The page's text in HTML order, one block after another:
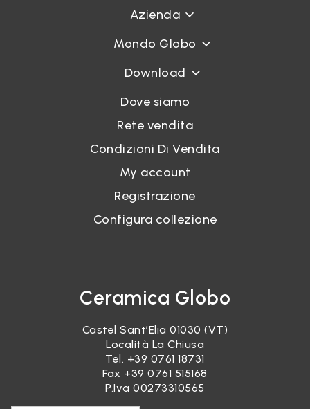
Azienda
Mondo Globo
Download
Dove siamo
Rete vendita
Condizioni Di Vendita
My account
Registrazione
Configura collezione
Ceramica Globo
Castel Sant’Elia 01030 (VT)
Località La Chiusa
Tel. +39 0761 18731
Fax +39 0761 515168
P.Iva 00273310565